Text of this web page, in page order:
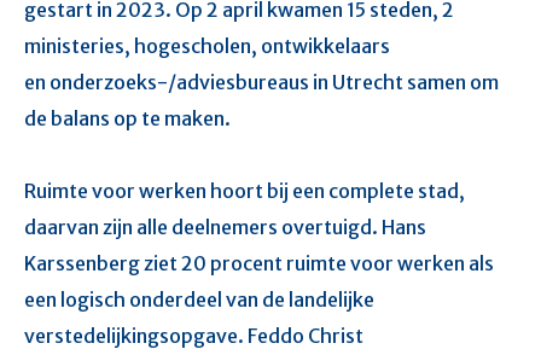
gestart in 2023. Op 2 april kwamen 15 steden, 2
ministeries, hogescholen, ontwikkelaars
en onderzoeks-/adviesbureaus in Utrecht samen om
de balans op te maken.
Ruimte voor werken hoort bij een complete stad,
daarvan zijn alle deelnemers overtuigd. Hans
Karssenberg ziet 20 procent ruimte voor werken als
een logisch onderdeel van de landelijke
verstedelijkingsopgave. Feddo Christ